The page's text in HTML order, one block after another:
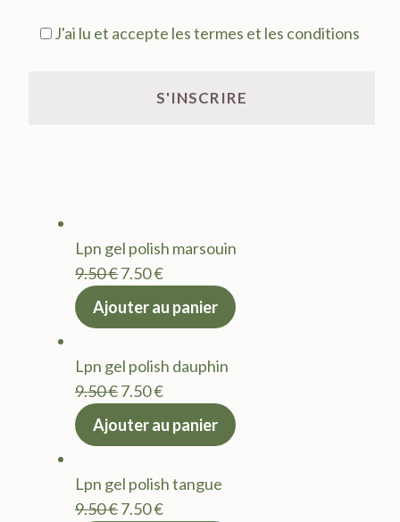
J'ai lu et accepte les termes et les conditions
Lpn gel polish marsouin
9.50€Le
prix
9.50 €.
7.50€Le
actuel
7.50 €.
Ajouter au panier
Lpn gel polish dauphin
9.50€Le
prix
9.50 €.
7.50€Le
actuel
7.50 €.
Ajouter au panier
Lpn gel polish tangue
9.50€Le
7.50€Le